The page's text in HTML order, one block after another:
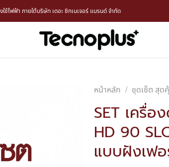
ไฟฟ้า ภายใต้บริษัท เดอะ ซิกเนเจอร์ แบรนด์ จำกัด
หน้าหลัก / ชุดเซ็ต สุด
SET เครื่
HD 90
แบบฝังเฟอ